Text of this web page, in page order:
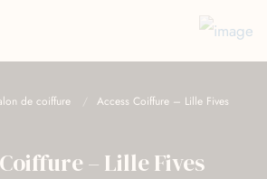
de coiffure Access Coiffure – Lille Fives
– Lille Fives